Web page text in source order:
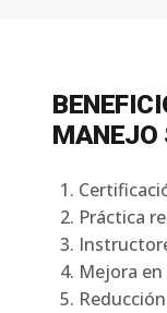
MANEJO
Práctica
Mejora